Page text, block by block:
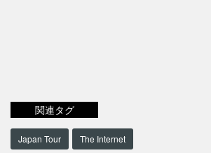
関連タグ
Japan Tour The Internet